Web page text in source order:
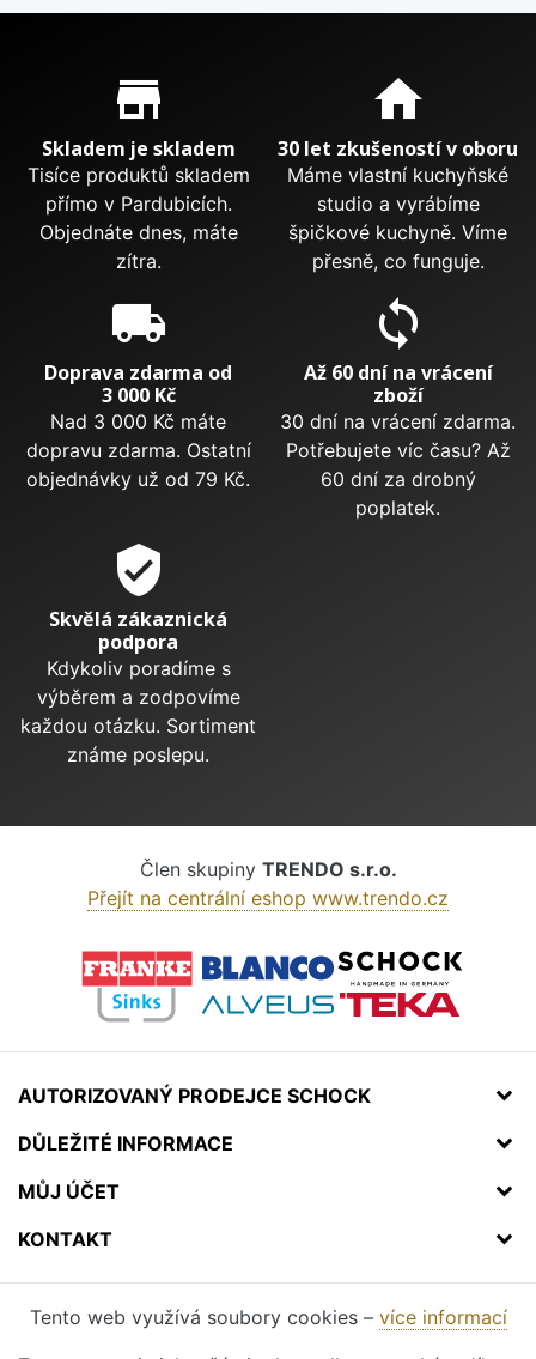
Proč nakupovat u nás?
store_mall_directory
Skladem je skladem
Tisíce produktů skladem
přímo v Pardubicích.
Objednáte dnes, máte
zítra.
home
30 let zkušeností v oboru
Máme vlastní kuchyňské
studio a vyrábíme
špičkové kuchyně. Víme
přesně, co funguje.
local_shipping
Doprava zdarma od
3 000 Kč
Nad 3 000 Kč máte
dopravu zdarma. Ostatní
objednávky už od 79 Kč.
sync
Až 60 dní na vrácení
zboží
30 dní na vrácení zdarma.
Potřebujete víc času? Až
60 dní za drobný
poplatek.
verified_user
Skvělá zákaznická
podpora
Kdykoliv poradíme s
výběrem a zodpovíme
každou otázku. Sortiment
známe poslepu.
Člen skupiny TRENDO s.r.o.
Přejít na centrální eshop www.trendo.cz
AUTORIZOVANÝ PRODEJCE SCHOCK
DŮLEŽITÉ INFORMACE
MŮJ ÚČET
KONTAKT
Tento web využívá soubory cookies – více informací